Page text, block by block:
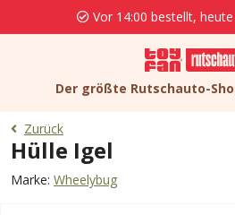
Vor 14:00 bestellt,
Der größte Rutschauto-
Zurück
Hülle Igel
Marke: Wheelybug